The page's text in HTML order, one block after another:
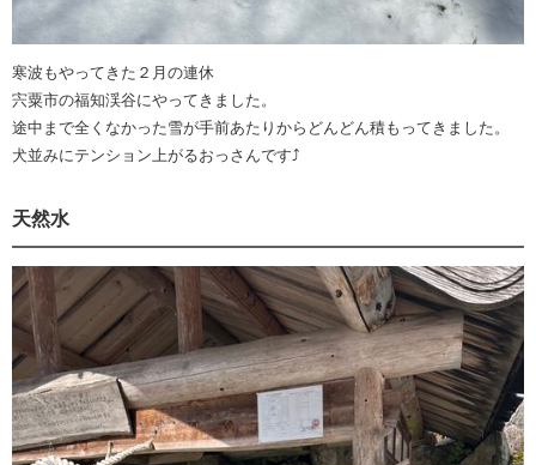
寒波もやってきた２月の連休
宍粟市の福知渓谷にやってきました。
途中まで全くなかった雪が手前あたりからどんどん積もってきました。
犬並みにテンション上がるおっさんです⤴️
天然水